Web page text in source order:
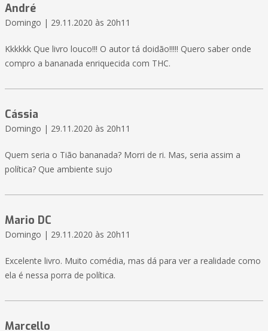
André
Domingo | 29.11.2020 às 20h11
Kkkkkk Que livro louco!!! O autor tá doidão!!!!! Quero saber onde
compro a bananada enriquecida com THC.
Cássia
Domingo | 29.11.2020 às 20h11
Quem seria o Tião bananada? Morri de ri. Mas, seria assim a
política? Que ambiente sujo
Mario DC
Domingo | 29.11.2020 às 20h11
Excelente livro. Muito comédia, mas dá para ver a realidade como
ela é nessa porra de política.
Marcello